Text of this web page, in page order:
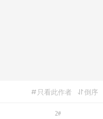
倒序
只看此作者
2#